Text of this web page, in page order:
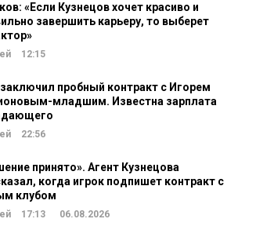
«Если Кузнецов хочет красиво и
завершить карьеру, то выберет
12:15
пробный контракт с Игорем
младшим. Известна зарплата
22:56
принято». Агент Кузнецова
когда игрок подпишет контракт с
клубом
17:13 06.08.2026